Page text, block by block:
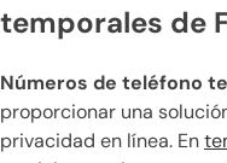
temporales de
Números de teléfono
proporcionar una
privacidad en línea. En